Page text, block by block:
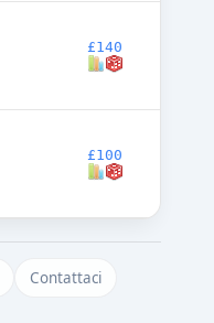
£140
£100
Contattaci